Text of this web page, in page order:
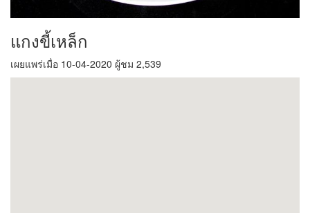
แกงขี้เหล็ก
เผยแพร่เมื่อ 10-04-2020 ผู้ชม 2,539